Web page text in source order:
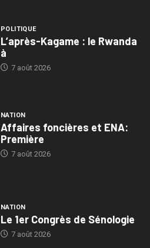
POLITIQUE
L’après-Kagame : le Rwanda
à
7 août 2026
NATION
Affaires foncières et ENA:
Première
7 août 2026
NATION
Le 1er Congrès de Sénologie
7 août 2026